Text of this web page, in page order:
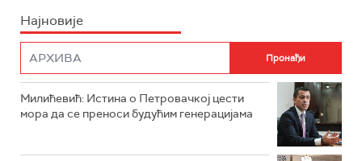
Најновије
Милићевић: Истина о Петровачкој цести
мора да се преноси будућим генерацијама